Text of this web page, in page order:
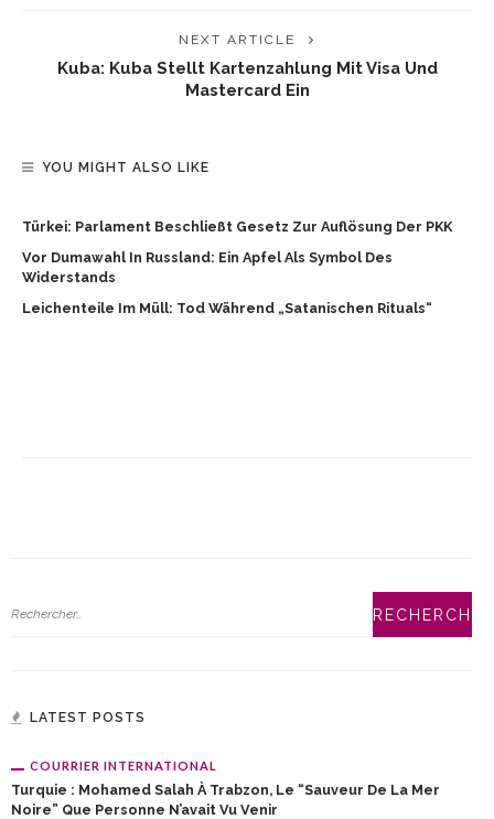
NEXT ARTICLE
Kuba: Kuba Stellt Kartenzahlung Mit Visa Und
Mastercard Ein
YOU MIGHT ALSO LIKE
Türkei: Parlament Beschließt Gesetz Zur Auflösung Der PKK
Vor Dumawahl In Russland: Ein Apfel Als Symbol Des
Widerstands
Leichenteile Im Müll: Tod Während „satanischen Rituals“
LATEST POSTS
COURRIER INTERNATIONAL
Turquie : Mohamed Salah À Trabzon, Le “sauveur De La Mer
Noire” Que Personne N’avait Vu Venir